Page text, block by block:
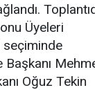
Üyeleri
seçiminde
Başkanı
Oğuz Tekin